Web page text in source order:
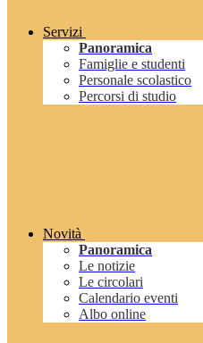
Servizi
Panoramica
Famiglie e studenti
Personale scolastico
Percorsi di studio
Novità
Panoramica
Le notizie
Le circolari
Calendario eventi
Albo online